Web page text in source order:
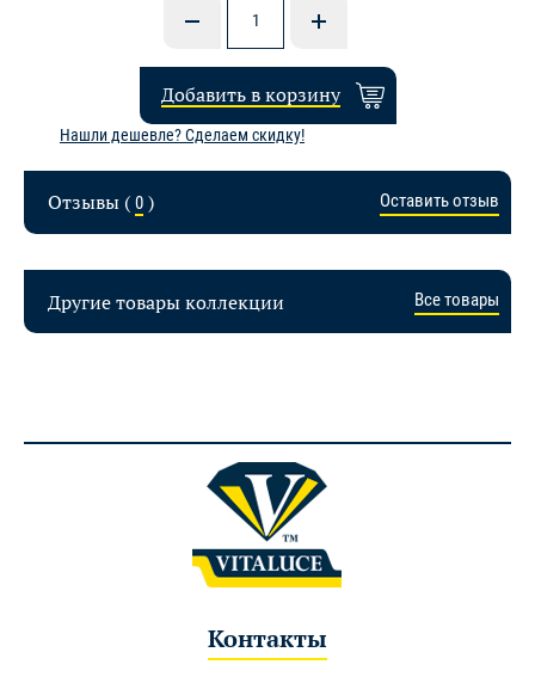
Добавить в корзину
Нашли дешевле? Сделаем скидку!
Отзывы ( 0 ) Оставить отзыв
Другие товары коллекции Все товары
Контакты